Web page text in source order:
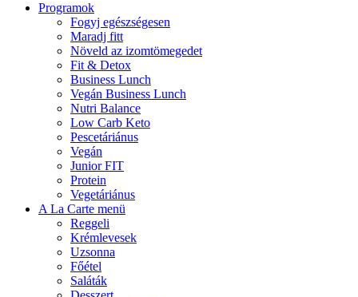
Programok
Fogyj egészségesen
Maradj fitt
Növeld az izomtömegedet
Fit & Detox
Business Lunch
Vegán Business Lunch
Nutri Balance
Low Carb Keto
Pescetáriánus
Vegán
Junior FIT
Protein
Vegetáriánus
A La Carte menü
Reggeli
Krémlevesek
Uzsonna
Főétel
Saláták